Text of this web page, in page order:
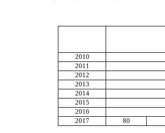
2010
2011
2012
2013
2014
2015
2016
2017
80